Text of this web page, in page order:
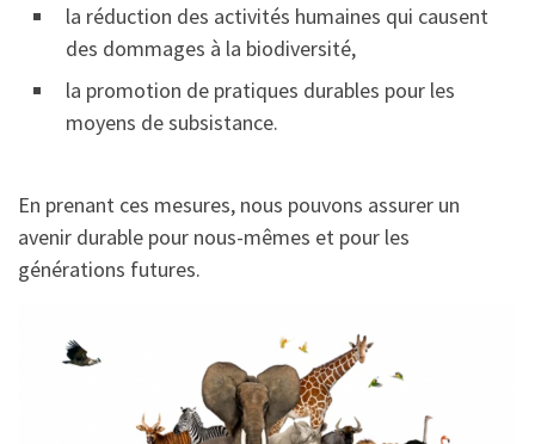
la réduction des activités humaines qui causent
des dommages à la biodiversité,
la promotion de pratiques durables pour les
moyens de subsistance.
En prenant ces mesures, nous pouvons assurer un
avenir durable pour nous-mêmes et pour les
générations futures.